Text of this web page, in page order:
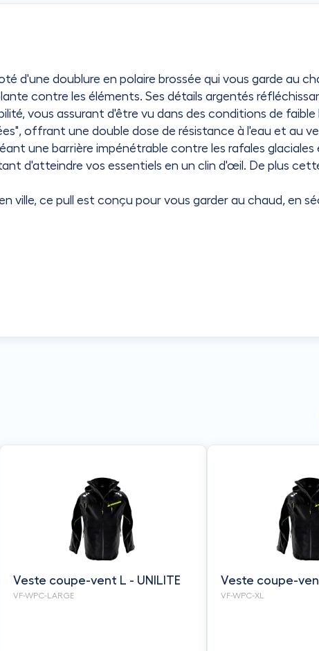
d'une doublure en polaire brossée qui vous garde au
contre les éléments. Ses détails argentés
vous assurant d'être vu dans des conditions de faible
offrant une double dose de résistance à l'eau et au
une barrière impénétrable contre les rafales glaciales
d'atteindre vos essentiels en un clin d'œil. De plus
ville, ce pull est conçu pour vous garder au chaud, en
Veste coupe-vent L - UNILITE
VF-WPC-LARGE
Veste coupe-
VF-WPC-XL